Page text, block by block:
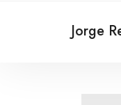
Jorge